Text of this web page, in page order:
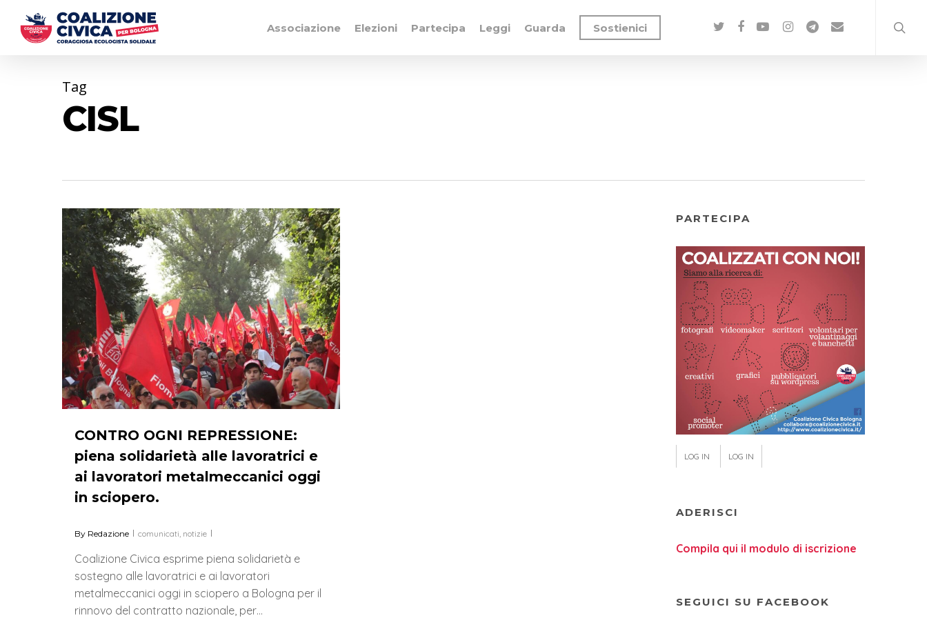
Associazione Elezioni Partecipa Leggi Guarda Sostienici
Tag
CISL
CONTRO OGNI REPRESSIONE:
piena solidarietà alle lavoratrici e
ai lavoratori metalmeccanici oggi
in sciopero.
By Redazione comunicati, notizie
Coalizione Civica esprime piena solidarietà e
sostegno alle lavoratrici e ai lavoratori
metalmeccanici oggi in sciopero a Bologna per il
rinnovo del contratto nazionale, per…
PARTECIPA
LOG IN LOG IN
ADERISCI
Compila qui il modulo di iscrizione
SEGUICI SU FACEBOOK